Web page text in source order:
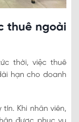
thuê ngoài
thời, việc thuê
hạn cho doanh
tín. Khi nhân viên,